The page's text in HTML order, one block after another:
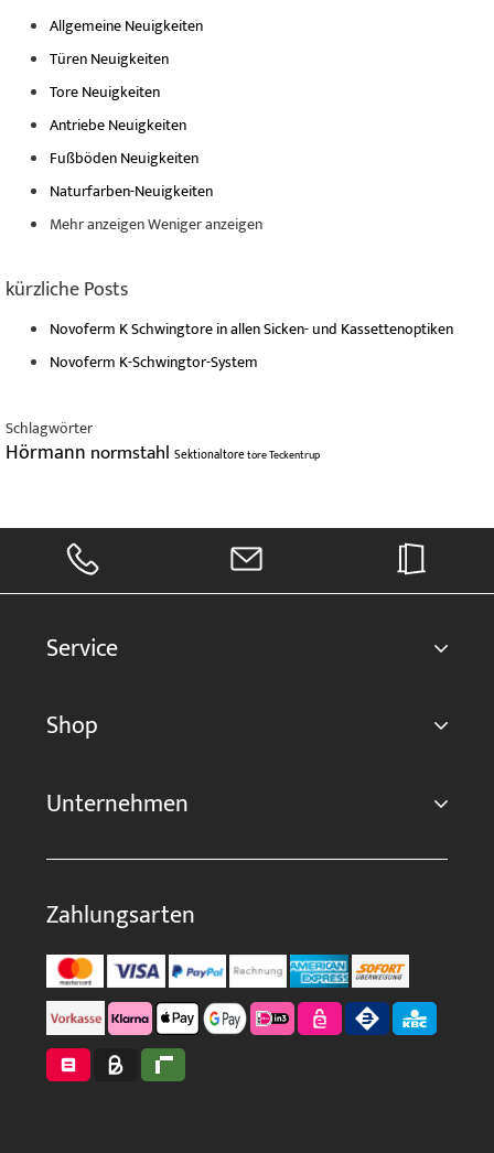
Allgemeine Neuigkeiten
Türen Neuigkeiten
Tore Neuigkeiten
Antriebe Neuigkeiten
Fußböden Neuigkeiten
Naturfarben-Neuigkeiten
Mehr anzeigenWeniger anzeigen
kürzliche Posts
Novoferm K Schwingtore in allen Sicken- und Kassettenoptiken
Novoferm K-Schwingtor-System
Schlagwörter
Hörmann normstahl SektionaltoretoreTeckentrup
Service
Shop
Unternehmen
Zahlungsarten